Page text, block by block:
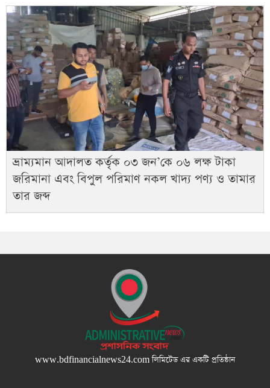
ভ্রাম্যমান আদালত কর্তৃক ০৩ জন’কে ০৬ লক্ষ টাকা
জরিমানা এবং বিপুল পরিমাণ নকল খাদ্য পণ্য ও তামার
তার জব্দ
www.bdfinancialnews24.comলিমিটেড এর একটি প্রতিষ্ঠান